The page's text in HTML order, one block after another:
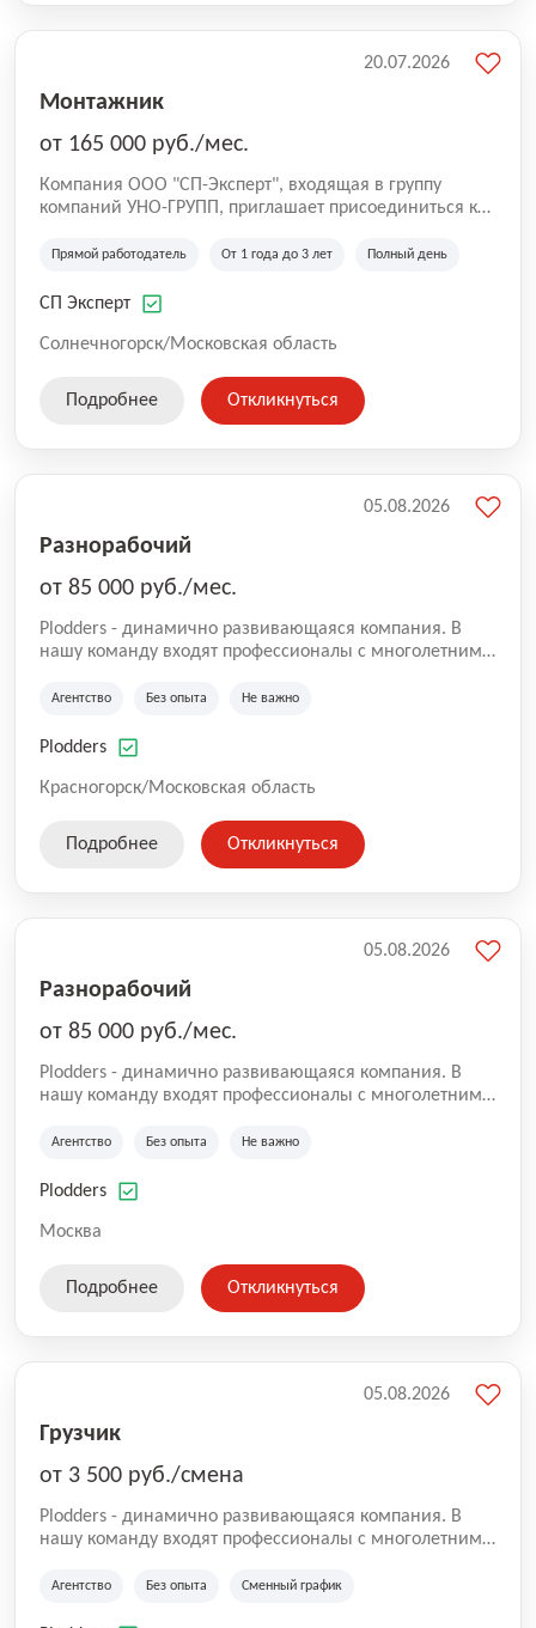
Монтажник
от 165 000 руб./мес.
Компания ООО "СП-Эксперт", входящая в группу
компаний УНО-ГРУПП, приглашает присоединиться к
работаем на рынке с 2005 года и оказываем комплекс
зданий из гибридных модульных блоков свободной
гибридно-модульного строительства.
Прямой работодатель От 1 года до 3 лет Полный день
СП Эксперт
Солнечногорск/Московская область
20.07.2026
Подробнее Откликнуться
Разнорабочий
от 85 000 руб./мес.
Plodders - динамично развивающаяся компания. В
нашу команду входят профессионалы с многолетним
на рынке аутсорсинга, а накопленный опыт позволяют
оказываемых услуг.
Агентство Без опыта Не важно
Plodders
Красногорск/Московская область
05.08.2026
Подробнее Откликнуться
Разнорабочий
от 85 000 руб./мес.
Plodders - динамично развивающаяся компания. В
нашу команду входят профессионалы с многолетним
на рынке аутсорсинга, а накопленный опыт позволяют
оказываемых услуг.
Агентство Без опыта Не важно
Plodders
Москва
05.08.2026
Подробнее Откликнуться
Грузчик
от 3 500 руб./смена
Plodders - динамично развивающаяся компания. В
нашу команду входят профессионалы с многолетним
на рынке аутсорсинга, а накопленный опыт позволяют
Агентство Без опыта Сменный график
05.08.2026